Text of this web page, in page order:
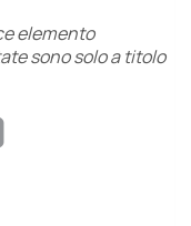
elemento
sono solo a titolo